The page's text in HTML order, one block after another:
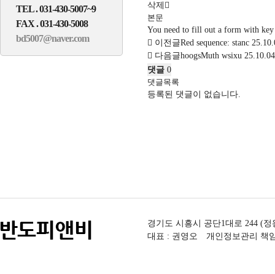
TEL . 031-430-5007~9
FAX . 031-430-5008
bd5007@naver.com
삭제
본문
You need to fill out a form with
이전글Red sequence: stanc
다음글hoogsMuth wsixu 25.10.04
댓글 0
댓글목록
등록된 댓글이 없습니다.
경기도 시흥시 공단1대로 244 (
대표 : 권영오 개인정보관리